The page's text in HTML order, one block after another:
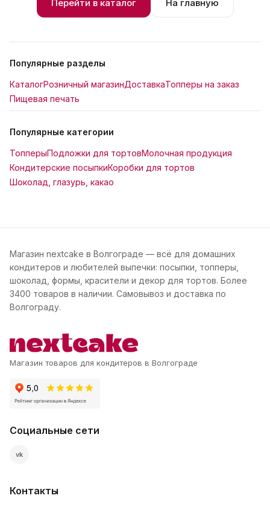
Перейти в каталог На главную
Популярные разделы
КаталогРозничный магазинДоставкаТопперы на заказ
Пищевая печать
Популярные категории
ТопперыПодложки для тортовМолочная продукция
Кондитерские посыпкиКоробки для тортов
Шоколад, глазурь, какао
Магазин nextcake в Волгограде — всё для домашних
кондитеров и любителей выпечки: посыпки, топперы,
шоколад, формы, красители и декор для тортов. Более
3400 товаров в наличии. Самовывоз и доставка по
Волгограду.
Магазин товаров для кондитеров в Волгограде
Социальные сети
vk
Контакты